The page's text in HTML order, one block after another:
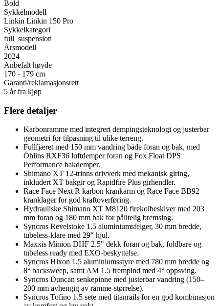
Bold
Sykkelmodell
Linkin Linkin 150 Pro
Sykkelkategori
full_suspension
Årsmodell
2024
Anbefalt høyde
170 - 179 cm
Garanti/reklamasjonsrett
5 år fra kjøp
Flere detaljer
Karbonramme med integrert dempingsteknologi og justerbar
geometri for tilpasning til ulike terreng.
Fullfjæret med 150 mm vandring både foran og bak, med
Öhlins RXF36 luftdemper foran og Fox Float DPS
Performance bakdemper.
Shimano XT 12-trinns drivverk med mekanisk giring,
inkludert XT bakgir og Rapidfire Plus girhendler.
Race Face Next R karbon krankarm og Race Face BB92
kranklager for god kraftoverføring.
Hydrauliske Shimano XT M8120 firekolbeskiver med 203
mm foran og 180 mm bak for pålitelig bremsing.
Syncros Revelstoke 1.5 aluminiumsfelger, 30 mm bredde,
tubeless-klare med 29" hjul.
Maxxis Minion DHF 2.5" dekk foran og bak, foldbare og
tubeless ready med EXO-beskyttelse.
Syncros Hixon 1.5 aluminiumsstyre med 780 mm bredde og
8° backsweep, samt AM 1.5 frempind med 4° oppsving.
Syncros Duncan senkepinne med justerbar vandring (150–
200 mm avhengig av ramme-størrelse).
Syncros Tofino 1.5 sete med titanrails for en god kombinasjon